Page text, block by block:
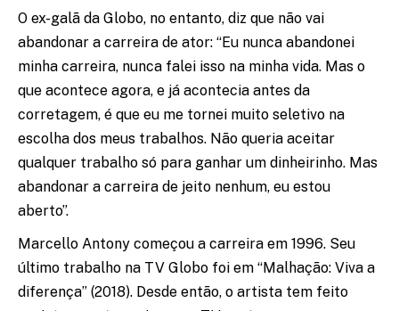
O ex-galã da Globo, no entanto, diz que não vai
abandonar a carreira de ator: “Eu nunca abandonei
minha carreira, nunca falei isso na minha vida. Mas o
que acontece agora, e já acontecia antes da
corretagem, é que eu me tornei muito seletivo na
escolha dos meus trabalhos. Não queria aceitar
qualquer trabalho só para ganhar um dinheirinho. Mas
abandonar a carreira de jeito nenhum, eu estou
aberto”.
Marcello Antony começou a carreira em 1996. Seu
último trabalho na TV Globo foi em “Malhação: Viva a
diferença” (2018). Desde então, o artista tem feito